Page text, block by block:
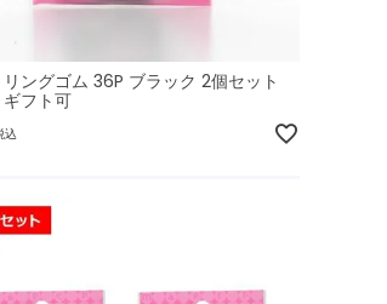
ングゴム 36P ブラック 2個セット
フト可
込